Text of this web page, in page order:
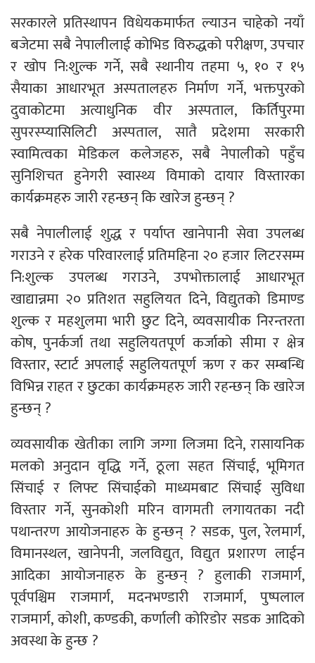
सरकारले प्रतिस्थापन विधेयकमार्फत ल्याउन चाहेको नयाँ
बजेटमा सबै नेपालीलाई कोभिड विरुद्धको परीक्षण, उपचार
र खोप नि:शुल्क गर्ने, सबै स्थानीय तहमा ५, १० र १५
सैयाका आधारभूत अस्पतालहरु निर्माण गर्ने, भक्तपुरको
दुवाकोटमा अत्याधुनिक वीर अस्पताल, किर्तिपुरमा
सुपरस्प्यासिलिटी अस्पताल, सातै प्रदेशमा सरकारी
स्वामित्वका मेडिकल कलेजहरु, सबै नेपालीको पहुँच
सुनिशिचत हुनेगरी स्वास्थ्य विमाको दायार विस्तारका
कार्यक्रमहरु जारी रहन्छन् कि खारेज हुन्छन् ?
सबै नेपालीलाई शुद्ध र पर्याप्त खानेपानी सेवा उपलब्ध
गराउने र हरेक परिवारलाई प्रतिमहिना २० हजार लिटरसम्म
नि:शुल्क उपलब्ध गराउने, उपभोक्तालाई आधारभूत
खाद्यान्नमा २० प्रतिशत सहुलियत दिने, विद्युतको डिमाण्ड
शुल्क र महशुलमा भारी छुट दिने, व्यवसायीक निरन्तरता
कोष, पुनर्कर्जा तथा सहुलियतपूर्ण कर्जाको सीमा र क्षेत्र
विस्तार, स्टार्ट अपलाई सहुलियतपूर्ण ऋण र कर सम्बन्धि
विभिन्न राहत र छुटका कार्यक्रमहरु जारी रहन्छन् कि खारेज
हुन्छन् ?
व्यवसायीक खेतीका लागि जग्गा लिजमा दिने, रासायनिक
मलको अनुदान वृद्धि गर्ने, ठूला सहत सिंचाई, भूमिगत
सिंचाई र लिफ्ट सिंचाईको माध्यमबाट सिंचाई सुविधा
विस्तार गर्ने, सुनकोशी मरिन वागमती लगायतका नदी
पथान्तरण आयोजनाहरु के हुन्छन् ? सडक, पुल, रेलमार्ग,
विमानस्थल, खानेपनी, जलविद्युत, विद्युत प्रशारण लाईन
आदिका आयोजनाहरु के हुन्छन् ? हुलाकी राजमार्ग,
पूर्वपश्चिम राजमार्ग, मदनभण्डारी राजमार्ग, पुष्पलाल
राजमार्ग, कोशी, कण्डकी, कर्णाली कोरिडोर सडक आदिको
अवस्था के हुन्छ ?